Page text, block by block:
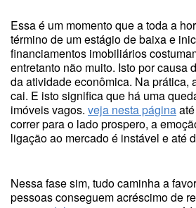
Essa é um momento que a toda a
término de um estágio de baixa e
financiamentos imobiliários
entretanto não muito. Isto por causa
da atividade econômica. Na prática,
cai. E isto significa que há uma
imóveis vagos. veja nesta página
correr para o lado prospero, a
ligação ao mercado é instável e até
Nessa fase sim, tudo caminha a
pessoas conseguem acréscimo de